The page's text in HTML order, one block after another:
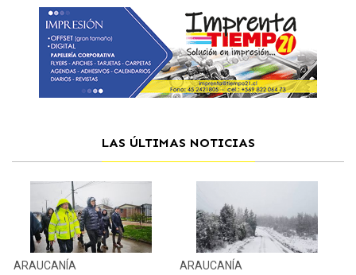
LAS ÚLTIMAS NOTICIAS
ARAUCANÍA ARAUCANÍA